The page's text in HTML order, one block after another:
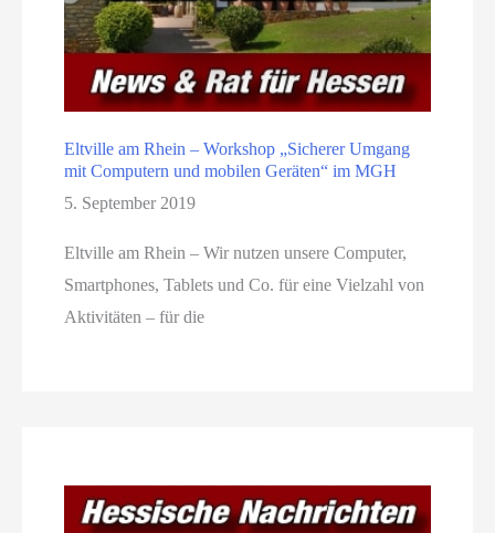
Eltville am Rhein – Workshop „Sicherer Umgang
mit Computern und mobilen Geräten“ im MGH
5. September 2019
Eltville am Rhein – Wir nutzen unsere Computer,
Smartphones, Tablets und Co. für eine Vielzahl von
Aktivitäten – für die